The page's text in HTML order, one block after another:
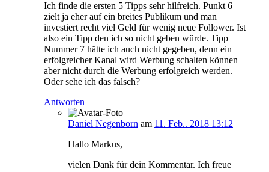
Ich finde die ersten 5 Tipps sehr hilfreich. Punkt 6
zielt ja eher auf ein breites Publikum und man
investiert recht viel Geld für wenig neue Follower. Ist
also ein Tipp den ich so nicht geben würde. Tipp
Nummer 7 hätte ich auch nicht gegeben, denn ein
erfolgreicher Kanal wird Werbung schalten können
aber nicht durch die Werbung erfolgreich werden.
Oder sehe ich das falsch?
Antworten
Daniel Negenborn am 11. Feb.. 2018 13:12
Hallo Markus,
vielen Dank für dein Kommentar. Ich freue